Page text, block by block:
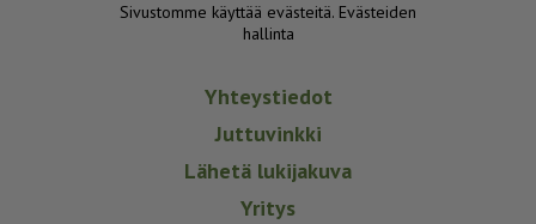
Sivustomme käyttää evästeitä. Evästeiden
hallinta
Yhteystiedot
Juttuvinkki
Lähetä lukijakuva
Yritys